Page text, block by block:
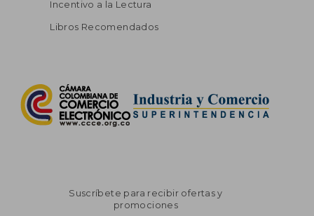
Incentivo a la Lectura
Libros Recomendados
Suscríbete para recibir ofertas y
promociones